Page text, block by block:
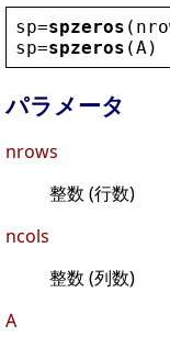
sp=spzeros (
sp=spzeros (A )
パラメータ
nrows
整数 (行数)
ncols
整数 (列数)
A